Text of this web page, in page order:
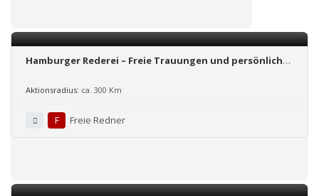
Hamburger Rederei – Freie Trauungen und persönliche
Aktionsradius: ca. 300 Km
F Freie Redner